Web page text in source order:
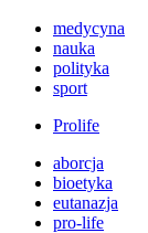
medycyna
nauka
polityka
sport
Prolife
aborcja
bioetyka
eutanazja
pro-life